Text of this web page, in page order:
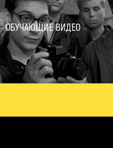
ОБУЧАЮЩИЕ ВИДЕО